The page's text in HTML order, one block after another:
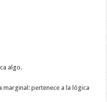
algo.
marginal: pertenece a la lógica